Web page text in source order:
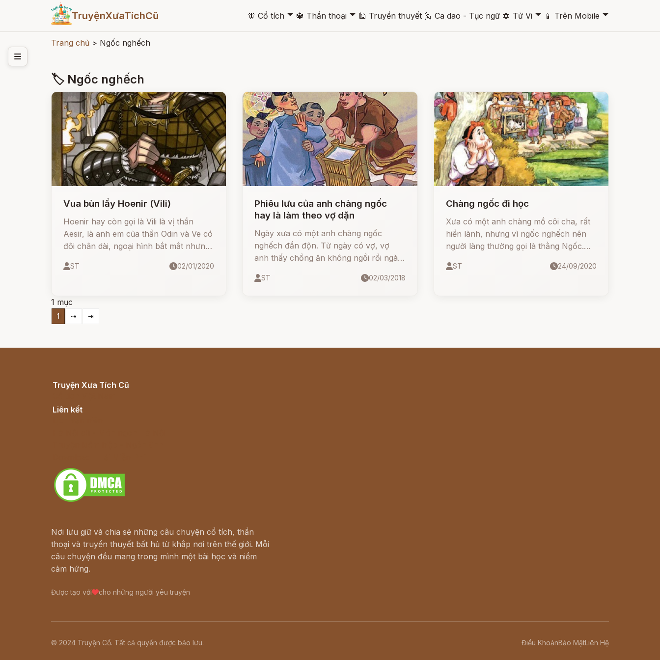
TruyệnXưaTíchCũ 🧚 Cổ tích 🞃 🔱 Thần thoại 🞃 🕌 Truyền thuyết 🙋 Ca dao - Tục ngữ 🔯 Tử Vi 🞃 📱 Trên Mobile 🞃
Trang chủ > Ngốc nghếch
🏷 Ngốc nghếch
Vua bùn lầy Hoenir (Vili)
Hoenir hay còn gọi là Vili là vị thần
Aesir, là anh em của thần Odin và Ve có
đôi chân dài, ngoại hình bắt mắt nhưng
ST 02/01/2020
Phiêu lưu của anh chàng ngốc
hay là làm theo vợ dặn
Ngày xưa có một anh chàng ngốc
nghếch đần độn. Từ ngày có vợ, vợ
anh thấy chồng ăn không ngồi rồi ngày
vui lòng. Cho nên một hôm, nàng thủ
ST 02/03/2018
Chàng ngốc đi học
Xưa có một anh chàng mồ côi cha, rất
hiền lành, nhưng vì ngốc nghếch nên
người làng thường gọi là thằng Ngốc.
thương con. Một hôm, bà gọi Ngốc lại,
ST 24/09/2020
1 mục
1 ⇢ ⇥
Truyện Xưa Tích Cũ
Liên kết
Nơi lưu giữ và chia sẻ những câu chuyện cổ tích, thần
thoại và truyền thuyết bất hủ từ khắp nơi trên thế giới. Mỗi
câu chuyện đều mang trong mình một bài học và niềm
cảm hứng.
Được tạo với cho những người yêu truyện
© 2024 Truyện Cổ. Tất cả quyền được bảo lưu. Điều KhoảnBảo MậtLiên Hệ